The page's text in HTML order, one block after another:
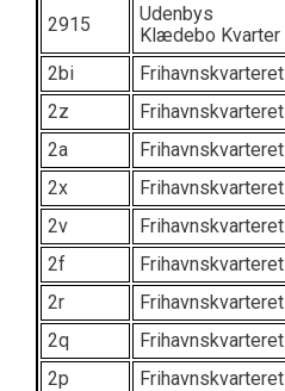
2915
Udenbys
Klædebo Kvarter
2bi
Frihavnskvarteret
2z
Frihavnskvarteret
2a
Frihavnskvarteret
2x
Frihavnskvarteret
2v
Frihavnskvarteret
2f
Frihavnskvarteret
2r
Frihavnskvarteret
2q
Frihavnskvarteret
2p
Frihavnskvarteret